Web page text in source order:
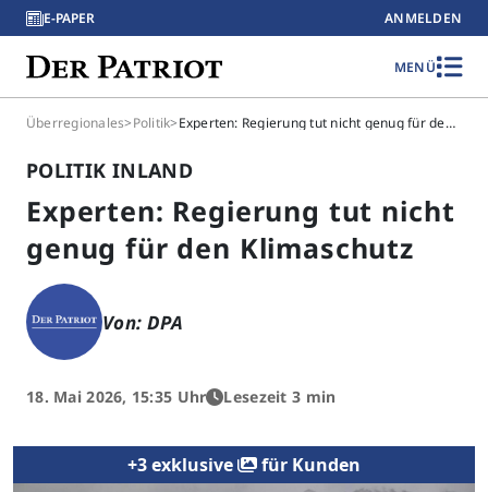
E-PAPER ANMELDEN
MENÜ
Überregionales>Politik> Experten: Regierung tut nicht genug für den Klimaschutz
POLITIK INLAND
Experten: Regierung tut nicht
genug für den Klimaschutz
Von: DPA
18. Mai 2026, 15:35 Uhr Lesezeit 3 min
+3 exklusive für Kunden